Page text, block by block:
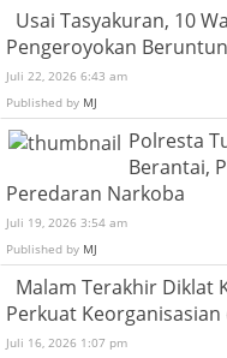
Usai Tasyakuran, 10
Pengeroyokan
Juli 22, 2026 6:43 am
Published by MJ
Polresta
Berantai,
Peredaran Narkoba
Juli 19, 2026 3:54 am
Published by MJ
Malam Terakhir Diklat
Perkuat
Juli 16, 2026 1:07 pm